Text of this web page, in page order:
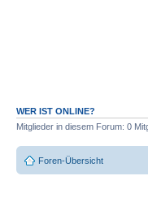
WER IST ONLINE?
Mitglieder in diesem Forum: 0
Foren-Übersicht